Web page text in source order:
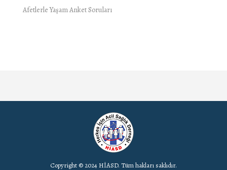
Afetlerle Yaşam Anket Soruları
Copyright © 2024 HİASD. Tüm hakları saklıdır.